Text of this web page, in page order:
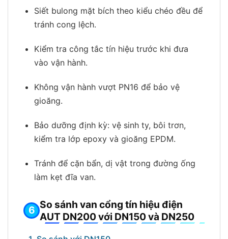
Siết bulong mặt bích theo kiểu chéo đều để
tránh cong lệch.
Kiểm tra công tắc tín hiệu trước khi đưa
vào vận hành.
Không vận hành vượt PN16 để bảo vệ
gioăng.
Bảo dưỡng định kỳ: vệ sinh ty, bôi trơn,
kiểm tra lớp epoxy và gioăng EPDM.
Tránh để cặn bẩn, dị vật trong đường ống
làm kẹt đĩa van.
So sánh van cổng tín hiệu điện
AUT DN200 với DN150 và DN250